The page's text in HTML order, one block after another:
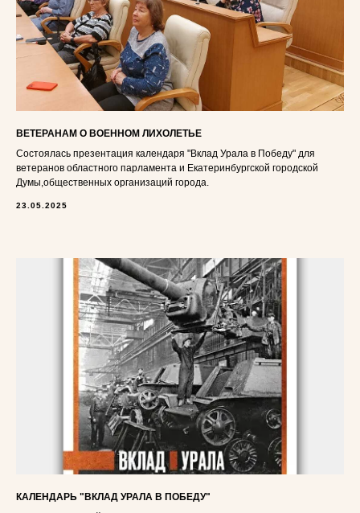
ВЕТЕРАНАМ О ВОЕННОМ ЛИХОЛЕТЬЕ
Состоялась презентация календаря "Вклад Урала в Победу" для
ветеранов областного парламента и Екатеринбургской городской
Думы,общественных организаций города.
23.05.2025
КАЛЕНДАРЬ "ВКЛАД УРАЛА В ПОБЕДУ"